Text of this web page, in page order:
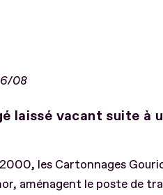
08
laissé vacant suite à
les Cartonnages
aménagent le poste de